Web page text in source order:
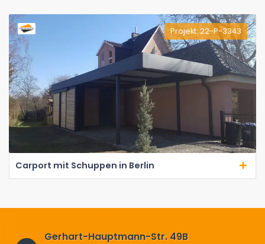
Projekt: 22-P-3343
Carport mit Schuppen in Berlin
Gerhart-Hauptmann-Str. 49B